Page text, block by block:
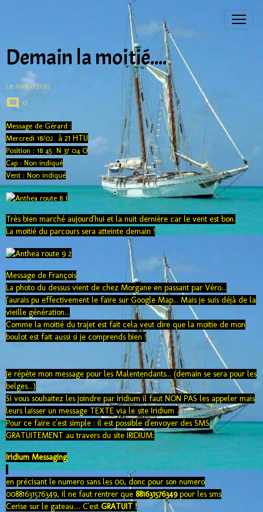
Demain la moitié....
Le 19/02/2015
0
Message de Gérard :
Mercredi 18/02 à 21 HTU
Position : 18 45 N 37 04 O
Cap : Non indiqué
Vent : Non indiqué
Très bien marché aujourd'hui et la nuit dernière car le vent est bon.
La moitié du parcours sera atteinte demain !
Message de François
La photo du dessus vient de chez Morgane en passant par Véro...
J'aurais pu effectivement le faire sur Google Map... Mais je suis déjà de la
vieille génération...
Comme la moitié du trajet est fait cela veut dire que la moitie de mon
boulot est fait aussi si je comprends bien !
Je répète mon message pour les Malentendants... (demain se sera pour les
belges...)
Si vous souhaitez les joindre par Iridium il faut NON PAS les appeler mais
leurs laisser un message TEXTE via le site Iridium .
Pour ce faire c'est simple : il est possible d'envoyer des SMS
GRATUITEMENT au travers du site IRIDIUM:
Iridium Messaging
en précisant le numero sans les 00, donc pour son numero
00881631576349, il ne faut rentrer que 881631576349pour les sms
Cerise sur le gateau.... C'est GRATUIT !